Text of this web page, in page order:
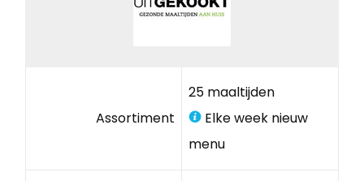
Assortiment
25 maaltijden
Elke week nieuw
menu